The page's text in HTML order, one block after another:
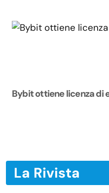
Bybit ottiene licenza di
La Rivista